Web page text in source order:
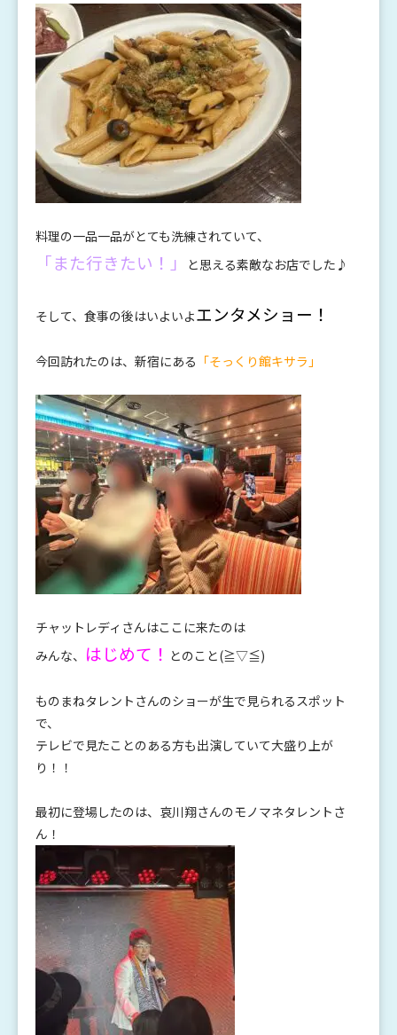
料理の一品一品がとても洗練されていて、
「また行きたい！」 と思える素敵なお店でした♪
そして、食事の後はいよいよエンタメショー！
今回訪れたのは、新宿にある 「そっくり館キサラ 」
チャットレディさんはここに来たのは
みんな、 はじめて！ とのこと(≧▽≦)
ものまねタレントさんのショーが生で見られるスポット
で、
テレビで見たことのある方も出演していて大盛り上が
り！！
最初に登場したのは、哀川翔さんのモノマネタレントさ
ん！